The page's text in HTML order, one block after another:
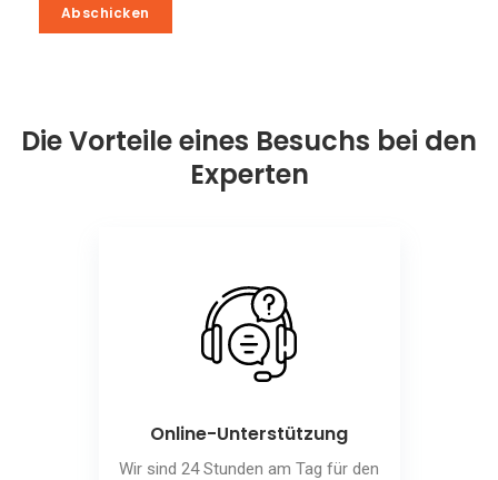
Abschicken
Abschicken
Die Vorteile eines Besuchs bei den
Experten
Online-Unterstützung
Wir sind 24 Stunden am Tag für den